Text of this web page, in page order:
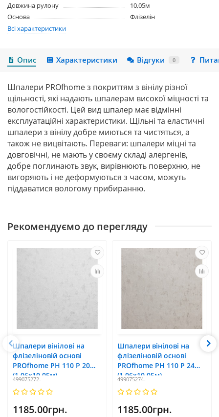
Довжина рулону
10,05м
Основа
Флізелін
Всі характеристики
Опис Характеристики Відгуки 0
Шпалери PROfhomeз покриттям з вінілу різної
щільності, які надають шпалерам високої міцності та
вологостійкості. Цей вид шпалер має відмінні
експлуатаційні характеристики. Щільні та еластичні
шпалери з вінілу добре миються та чистяться, а
також не вицвітають. Переваги: шпалери міцні та
довговічні, не мають у своєму складі алергенів,
добре поглинають звук, вирівнюють поверхню, не
вигоряють і не деформуються з часом, можуть
піддаватися вологому прибиранню.
Рекомендуємо до перегляду
Шпалери вінілові на
флізеліновій основі
PROfhome РН 110 Р 20
(1,06x10,05м)
499075272-
1185.00грн.
Шпалери вінілові на
флізеліновій основі
PROfhome РН 110 Р 24
(1,06x10,05м)
499075274-
1185.00грн.